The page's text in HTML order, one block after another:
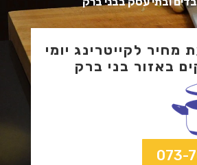
מחיר לקייטרינג יומי
באזור בני ברק
073-